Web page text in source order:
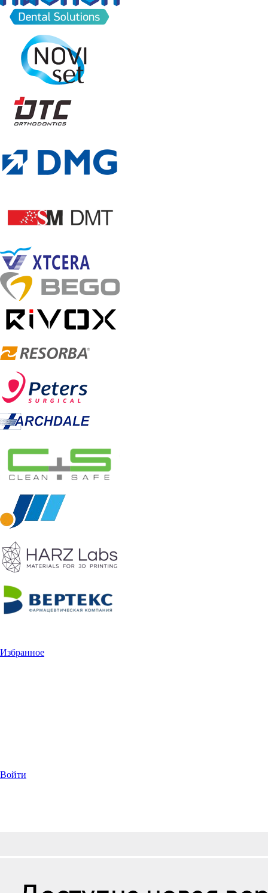
Избранное
Войти